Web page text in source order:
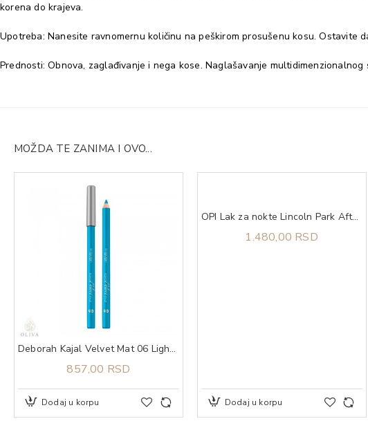
korena do krajeva.
Upotreba: Nanesite ravnomernu količinu na peškirom prosušenu kosu.
Prednosti: Obnova, zaglađivanje i nega kose. Naglašavanje multidimenzionalnog
MOŽDA TE ZANIMA I OVO...
Deborah Kajal Velvet Mat 06 Light Blue
857,00 RSD
Dodaj u korpu
OPI Lak za nokte Lincoln Park After Dark
1.480,00 RSD
Dodaj u korpu